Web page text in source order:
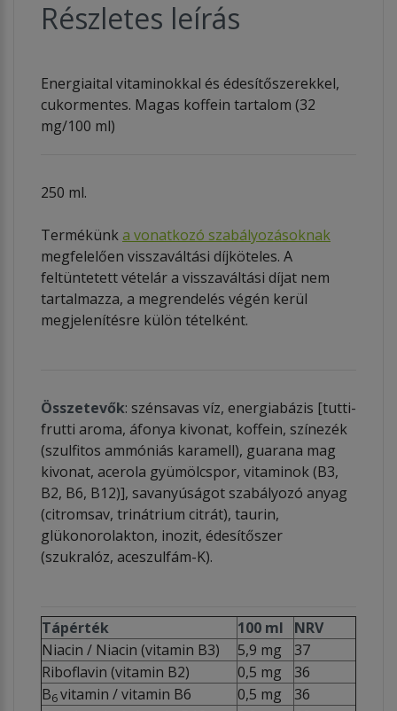
Részletes leírás
Energiaital vitaminokkal és édesítőszerekkel,
cukormentes. Magas koffein tartalom (32
mg/100 ml)
250 ml.
Termékünka vonatkozó szabályozásoknak
megfelelően visszaváltási díjköteles. A
feltüntetett vételár a visszaváltási díjat nem
tartalmazza, a megrendelés végén kerül
megjelenítésre külön tételként.
Összetevők: szénsavas víz, energiabázis [tutti-
frutti aroma, áfonya kivonat, koffein, színezék
(szulfitos ammóniás karamell), guarana mag
kivonat, acerola gyümölcspor, vitaminok (B3,
B2, B6, B12)], savanyúságot szabályozó anyag
(citromsav, trinátrium citrát), taurin,
glükonorolakton, inozit, édesítőszer
(szukralóz, aceszulfám-K).
Tápérték 100 ml
NRV
Niacin / Niacin (vitamin B3)
5,9 mg
37
Riboflavin (vitamin B2)
0,5 mg
36
B6vitamin / vitamin B6 0,5 mg
36